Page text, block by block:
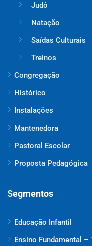
Judô
Natação
Saídas Culturais
Treinos
Congregação
Histórico
Instalações
Mantenedora
Pastoral Escolar
Proposta Pedagógica
Segmentos
Educação Infantil
Ensino Fundamental –